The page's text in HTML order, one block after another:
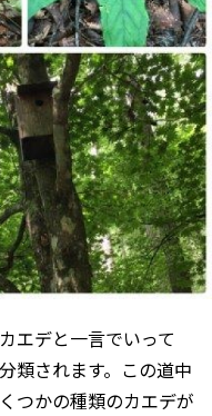
エデと一言でいって
類されます。この道中
つかの種類のカエデが